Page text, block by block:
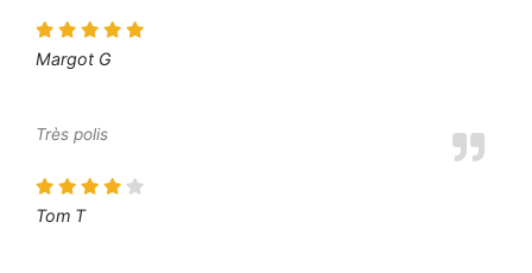
Margot G
Très polis
Tom T